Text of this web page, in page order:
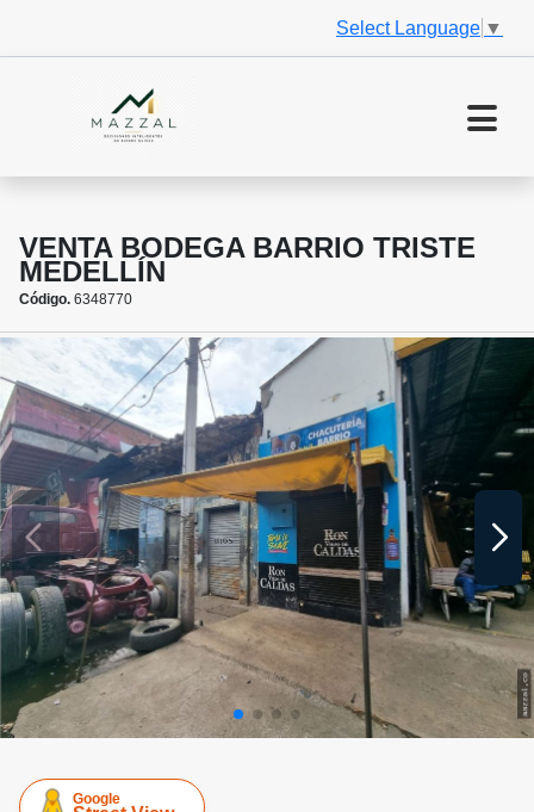
Select Language ▼
VENTA BODEGA BARRIO TRISTE
MEDELLÍN
Código. 6348770
Google